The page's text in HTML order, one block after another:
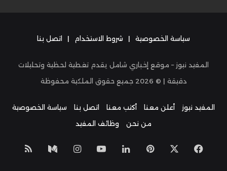
سياسة الخصوصية | شروط الاستخدام | اتصل بنا
المفيد نيوز – موقع إخباري شامل يقدم تغطية لحظية وتحليلات
دقيقة | © 2026 جميع حقوق الملكية محفوظة
المفيد نيوز أعلن معنا أكتب معنا اتصل بنا
سياسة الخصوصية
من نحن
وظائف المفيد
فيسبوك بينتيريست
لينكدإن‫YouTube
انستقراموسط